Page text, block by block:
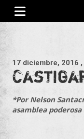
Saltar
contenido
17 diciembre, 2016 ,
*Por Nelson
asamblea